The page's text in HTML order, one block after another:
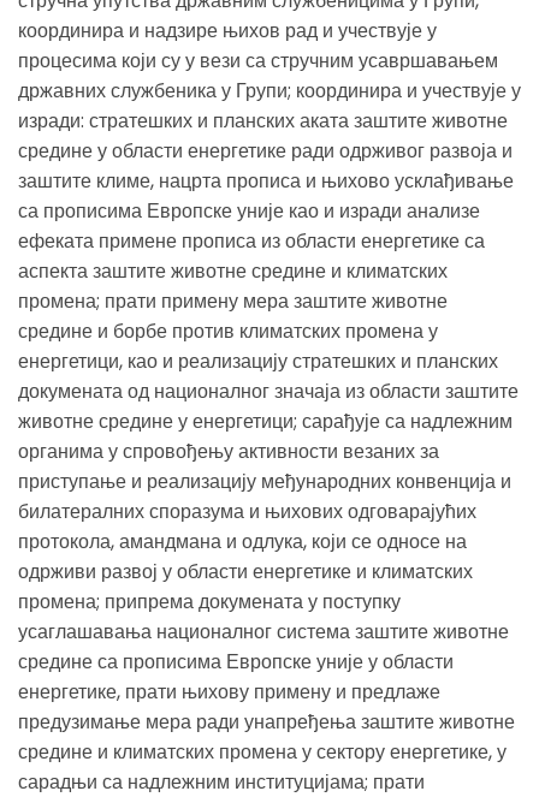
координира и надзире њихов рад и учествује у
процесима који су у вези са стручним усавршавањем
државних службеника у Групи; координира и учествује у
изради: стратешких и планских аката заштите животне
средине у области енергетике ради одрживог развоја и
заштите климе, нацрта прописа и њихово усклађивање
са прописима Европске уније као и изради анализе
ефеката примене прописа из области енергетике са
аспекта заштите животне средине и климатских
промена; прати примену мера заштите животне
средине и борбе против климатских промена у
енергетици, као и реализацију стратешких и планских
докумената од националног значаја из области заштите
животне средине у енергетици; сарађује са надлежним
органима у спровођењу активности везаних за
приступање и реализацију међународних конвенција и
билатералних споразума и њихових одговарајућих
протокола, амандмана и одлука, који се односе на
одрживи развој у области енергетике и климатских
промена; припрема докумената у поступку
усаглашавања националног система заштите животне
средине са прописима Европске уније у области
енергетике, прати њихову примену и предлаже
предузимање мера ради унапређења заштите животне
средине и климатских промена у сектору енергетике, у
сарадњи са надлежним институцијама; прати